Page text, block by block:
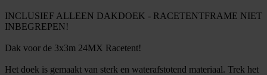
INCLUSIEF ALLEEN DAKDOEK - RACETENTFRAME NIET
INBEGREPEN!
Dak voor de 3x3m 24MX Racetent!
Het doek is gemaakt van sterk en waterafstotend materiaal. Trek het